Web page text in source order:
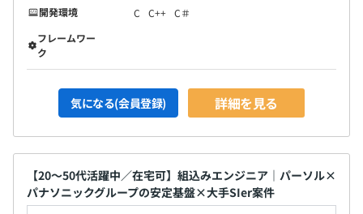
開発環境
C C++ C＃
フレームワー
ク
気になる(会員登録) 詳細を見る
【20〜50代活躍中／在宅可】組込みエンジニア｜パーソル×
パナソニックグループの安定基盤×大手SIer案件